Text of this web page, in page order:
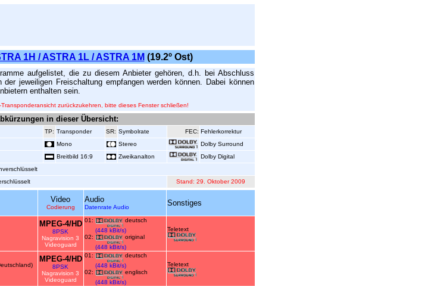
1H / ASTRA 1L / ASTRA 1M (19.2º Ost)
aufgelistet, die zu diesem Anbieter gehören, d.h. bei Abschluss
der jeweiligen Freischaltung empfangen werden können. Dabei können
enthalten sein.
zurückzukehren, bitte dieses Fenster schließen!
in dieser Übersicht:
TP: Transponder SR: Symbolrate FEC: Fehlerkorrektur
Mono Stereo
Dolby Surround
Breitbild 16:9 Zweikanalton
Dolby Digital
Stand: 29. Oktober 2009
Video
Codierung
Audio
Datenrate Audio Sonstiges
MPEG-4/HD
8PSK
Nagravision 3
Videoguard
01:
deutsch
(448 kBit/s)
02:
original
(448 kBit/s)
Teletext
MPEG-4/HD
8PSK
Nagravision 3
Videoguard
01:
deutsch
(448 kBit/s)
02:
englisch
(448 kBit/s)
Teletext